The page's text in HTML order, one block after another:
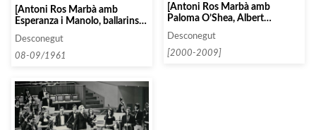
[Antoni Ros Marbà amb
Esperanza i Manolo, ballarins
de la companyia de Roberto
Iglésias al Festival Criollo de
Televisió de Caracas, a
Desconegut
08-09/1961
[Antoni Ros Marbà amb
Paloma O’Shea, Albert
membres del jurat del Concurs
Internacional de Piano de
Desconegut
[2000-2009]